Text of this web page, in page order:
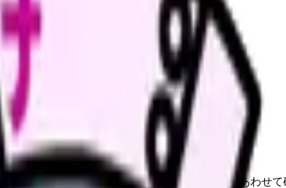
スで紹介.
は公的機関・勤務先・各サービス公式情報もあわせて